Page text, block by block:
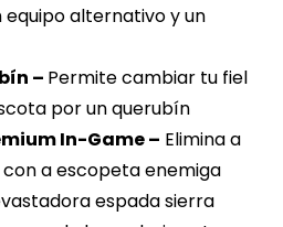
equipo alternativo y un
– Permite cambiar tu fiel
por un querubín
In-Game – Elimina a
a escopeta enemiga
espada sierra